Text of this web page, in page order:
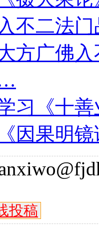
不二法
方广佛
习《十
因果明
投稿